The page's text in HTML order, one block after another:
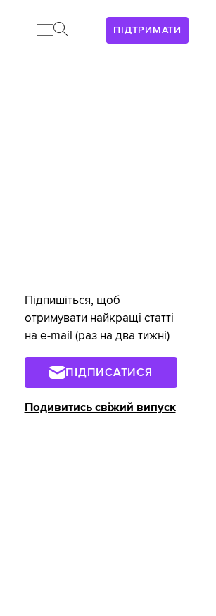
ПІДТРИМАТИ
Підпишіться, щоб
отримувати найкращі статті
на e-mail (раз на два тижні)
ПІДПИСАТИСЯ
Подивитись свіжий випуск